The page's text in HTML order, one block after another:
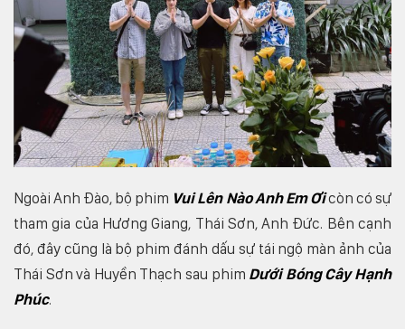
Ngoài Anh Đào, bộ phim Vui Lên Nào Anh Em Ơicòn có sự
tham gia của Hương Giang, Thái Sơn, Anh Đức. Bên cạnh
đó, đây cũng là bộ phim đánh dấu sự tái ngộ màn ảnh của
Thái Sơn và Huyền Thạch sau phim Dưới Bóng Cây Hạnh
Phúc.